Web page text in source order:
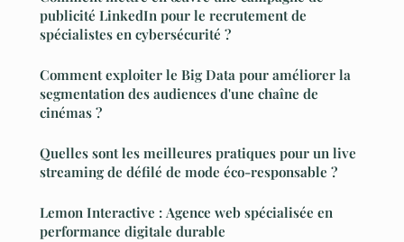
publicité LinkedIn pour le recrutement de
spécialistes en cybersécurité ?
Comment exploiter le Big Data pour améliorer la
segmentation des audiences d'une chaîne de
cinémas ?
Quelles sont les meilleures pratiques pour un live
streaming de défilé de mode éco-responsable ?
Lemon Interactive : Agence web spécialisée en
performance digitale durable